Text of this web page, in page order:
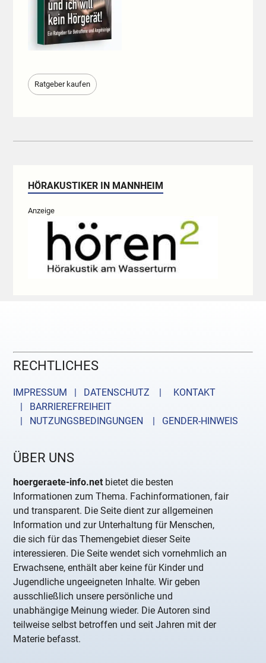
Ratgeber kaufen
HÖRAKUSTIKER IN MANNHEIM
Anzeige
RECHTLICHES
IMPRESSUM | DATENSCHUTZ |
KONTAKT
| BARRIEREFREIHEIT
| NUTZUNGSBEDINGUNGEN
| GENDER-HINWEIS
ÜBER UNS
hoergeraete-info.net bietet die besten
Informationen zum Thema. Fachinformationen, fair
und transparent. Die Seite dient zur allgemeinen
Information und zur Unterhaltung für Menschen,
die sich für das Themengebiet dieser Seite
interessieren. Die Seite wendet sich vornehmlich an
Erwachsene, enthält aber keine für Kinder und
Jugendliche ungeeigneten Inhalte. Wir geben
ausschließlich unsere persönliche und
unabhängige Meinung wieder. Die Autoren sind
teilweise selbst betroffen und seit Jahren mit der
Materie befasst.